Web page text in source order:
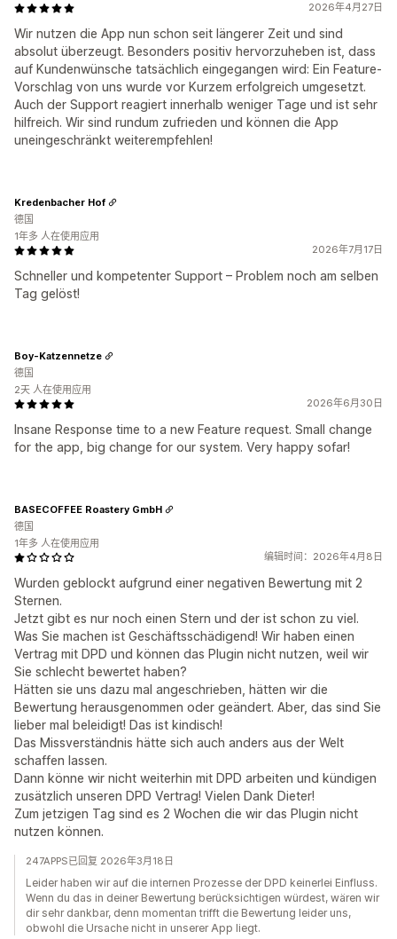
2026年4月27日
Wir nutzen die App nun schon seit längerer Zeit und sind
absolut überzeugt. Besonders positiv hervorzuheben ist, dass
auf Kundenwünsche tatsächlich eingegangen wird: Ein Feature-
Vorschlag von uns wurde vor Kurzem erfolgreich umgesetzt.
Auch der Support reagiert innerhalb weniger Tage und ist sehr
hilfreich. Wir sind rundum zufrieden und können die App
uneingeschränkt weiterempfehlen!
2026年7月17日
Schneller und kompetenter Support – Problem noch am selben
Tag gelöst!
Kredenbacher Hof
德国
1年多 人在使用应用
2026年6月30日
Insane Response time to a new Feature request. Small change
for the app, big change for our system. Very happy sofar!
Boy-Katzennetze
德国
2天 人在使用应用
编辑时间：2026年4月8日
Wurden geblockt aufgrund einer negativen Bewertung mit 2
Sternen.
Jetzt gibt es nur noch einen Stern und der ist schon zu viel.
Was Sie machen ist Geschäftsschädigend! Wir haben einen
Vertrag mit DPD und können das Plugin nicht nutzen, weil wir
Sie schlecht bewertet haben?
Hätten sie uns dazu mal angeschrieben, hätten wir die
Bewertung herausgenommen oder geändert. Aber, das sind Sie
lieber mal beleidigt! Das ist kindisch!
Das Missverständnis hätte sich auch anders aus der Welt
schaffen lassen.
Dann könne wir nicht weiterhin mit DPD arbeiten und kündigen
zusätzlich unseren DPD Vertrag! Vielen Dank Dieter!
Zum jetzigen Tag sind es 2 Wochen die wir das Plugin nicht
nutzen können.
BASECOFFEE Roastery GmbH
德国
1年多 人在使用应用
247APPS已回复 2026年3月18日
Leider haben wir auf die internen Prozesse der DPD keinerlei Einfluss.
Wenn du das in deiner Bewertung berücksichtigen würdest, wären wir
dir sehr dankbar, denn momentan trifft die Bewertung leider uns,
obwohl die Ursache nicht in unserer App liegt.